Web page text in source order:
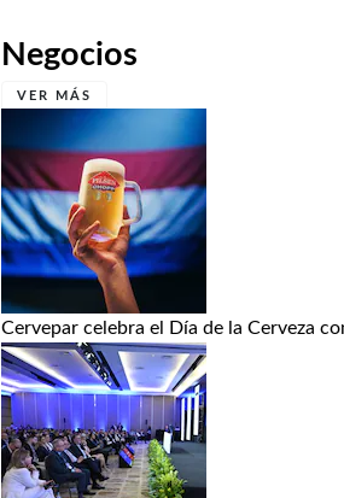
Negocios
VER MÁS
Cervepar celebra el Día de la Cerveza